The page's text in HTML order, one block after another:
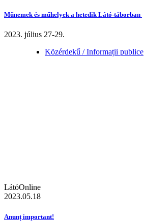
Műnemek és műhelyek a hetedik Látó-táborban
2023. július 27-29.
Közérdekű / Informații publice
LátóOnline
2023.05.18
Anunț important!